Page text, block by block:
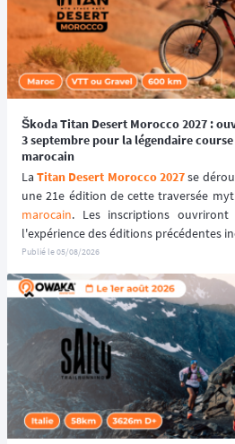
Škoda Titan Desert Morocco 2027 :
3 septembre pour la légendaire
marocain
La Titan Desert Morocco 2027 se
une 21e édition de cette traversée
marocain. Les inscriptions
l'expérience des éditions précédentes
le tarif early bird, réservé aux 100
quelques heures les années passées.
Publié le05/08/2026